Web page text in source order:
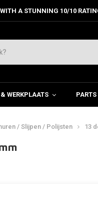
A STUNNING 10/10
WERKPLAATS
/ Slijpen / Polijsten 13